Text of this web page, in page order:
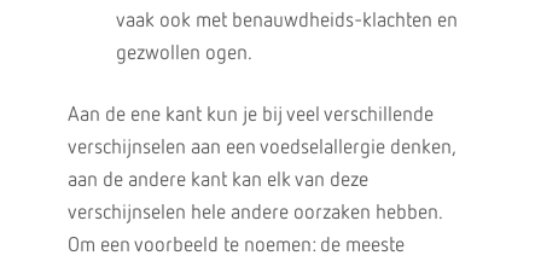
vaak ook met benauwdheids-klachten en
gezwollen ogen.
Aan de ene kant kun je bij veel verschillende
verschijnselen aan een voedselallergie denken,
aan de andere kant kan elk van deze
verschijnselen hele andere oorzaken hebben.
Om een voorbeeld te noemen: de meeste